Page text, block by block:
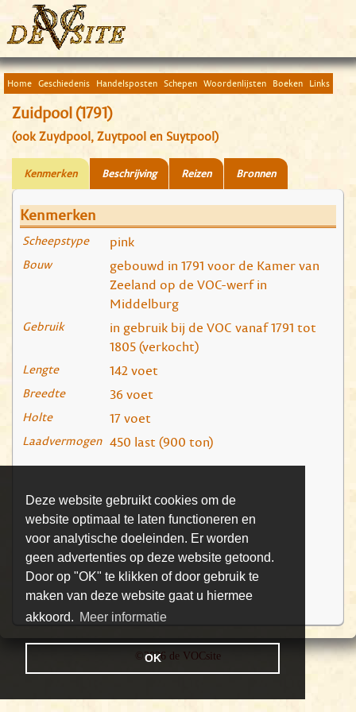
Deze website gebruikt cookies om de
website optimaal te laten functioneren en
voor analytische doeleinden. Er worden
geen advertenties op deze website getoond.
Door op "OK" te klikken of door gebruik te
maken van deze website gaat u hiermee
akkoord. Meer informatie
OK
Home Geschiedenis Handelsposten Schepen Woordenlijsten Boeken Links
Zuidpool (1791)
(ook Zuydpool, Zuytpool en Suytpool)
Kenmerken Beschrijving Reizen Bronnen
Kenmerken
Scheepstype pink
Bouw
gebouwd in 1791 voor de Kamer van
Zeeland op de VOC-werf in
Middelburg
Gebruik
in gebruik bij de VOC vanaf 1791 tot
1805 (verkocht)
Lengte 142 voet
Breedte 36 voet
Holte 17 voet
Laadvermogen 450 last (900 ton)
©2026 de VOCsite